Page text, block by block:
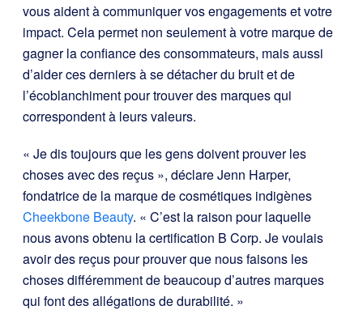
vous aident à communiquer vos engagements et votre
impact. Cela permet non seulement à votre marque de
gagner la confiance des consommateurs, mais aussi
d’aider ces derniers à se détacher du bruit et de
l’écoblanchiment pour trouver des marques qui
correspondent à leurs valeurs.
« Je dis toujours que les gens doivent prouver les
choses avec des reçus », déclare Jenn Harper,
fondatrice de la marque de cosmétiques indigènes
Cheekbone Beauty. « C’est la raison pour laquelle
nous avons obtenu la certification B Corp. Je voulais
avoir des reçus pour prouver que nous faisons les
choses différemment de beaucoup d’autres marques
qui font des allégations de durabilité. »